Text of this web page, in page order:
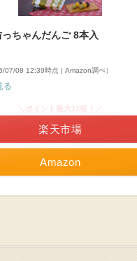
ちゃんだんご 8本入
07/08 12:39時点 | Amazon調べ）
る
Amazon
＼ポイント最大11倍！／
楽天市場